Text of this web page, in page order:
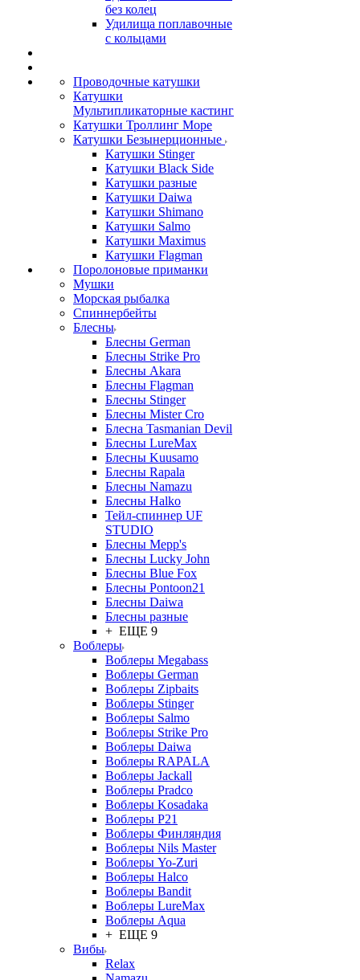
без колец
Удилища поплавочные
с кольцами
Проводочные катушки
Катушки
Мультипликаторные кастинг
Катушки Троллинг Море
Катушки Безынерционные
Катушки Stinger
Катушки Black Side
Катушки разные
Катушки Daiwa
Катушки Shimano
Катушки Salmo
Катушки Maximus
Катушки Flagman
Поролоновые приманки
Мушки
Морская рыбалка
Спиннербейты
Блесны
Блесны German
Блесны Strike Pro
Блесны Akara
Блесны Flagman
Блесны Stinger
Блесны Mister Cro
Блесна Tasmanian Devil
Блесны LureMax
Блесны Kuusamo
Блесны Rapala
Блесны Namazu
Блесны Halko
Тейл-спиннер UF
STUDIO
Блесны Mepp's
Блесны Lucky John
Блесны Blue Fox
Блесны Pontoon21
Блесны Daiwa
Блесны разные
+ ЕЩЕ 9
Воблеры
Воблеры Megabass
Воблеры German
Воблеры Zipbaits
Воблеры Stinger
Воблеры Salmo
Воблеры Strike Pro
Воблеры Daiwa
Воблеры RAPALA
Воблеры Jackall
Воблеры Pradco
Воблеры Kosadaka
Воблеры P21
Воблеры Финляндия
Воблеры Nils Master
Воблеры Yo-Zuri
Воблеры Halco
Воблеры Bandit
Воблеры LureMax
Воблеры Aqua
+ ЕЩЕ 9
Вибы
Relax